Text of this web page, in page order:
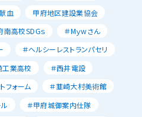
血
甲府地区建設業協会
南高校SDGｓ
＃Mｙwさん
＃ヘルシーレストランパセリ
工業高校
＃西井電設
フォーム
＃韮崎大村美術館
＃甲府城御案内仕隊